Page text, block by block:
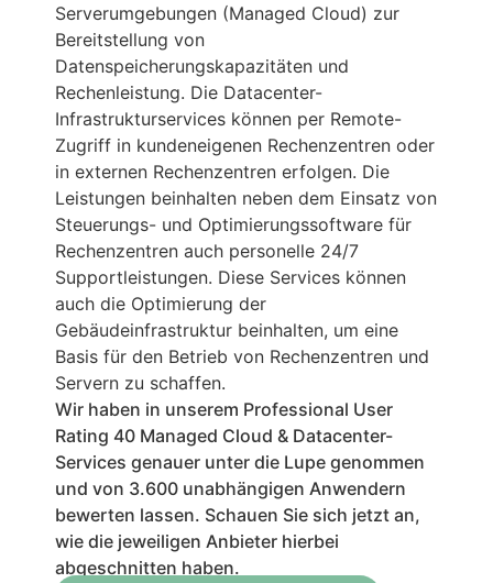
Serverumgebungen (Managed Cloud) zur
Bereitstellung von
Datenspeicherungskapazitäten und
Rechenleistung. Die Datacenter-
Infrastrukturservices können per Remote-
Zugriff in kundeneigenen Rechenzentren oder
in externen Rechenzentren erfolgen. Die
Leistungen beinhalten neben dem Einsatz von
Steuerungs- und Optimierungssoftware für
Rechenzentren auch personelle 24/7
Supportleistungen. Diese Services können
auch die Optimierung der
Gebäudeinfrastruktur beinhalten, um eine
Basis für den Betrieb von Rechenzentren und
Servern zu schaffen.
Wir haben in unserem Professional User
Rating 40 Managed Cloud & Datacenter-
Services genauer unter die Lupe genommen
und von 3.600 unabhängigen Anwendern
bewerten lassen. Schauen Sie sich jetzt an,
wie die jeweiligen Anbieter hierbei
abgeschnitten haben.